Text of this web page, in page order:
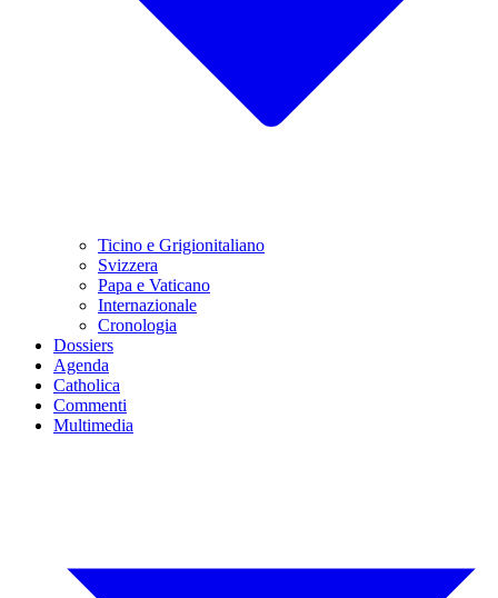
Ticino e Grigionitaliano
Svizzera
Papa e Vaticano
Internazionale
Cronologia
Dossiers
Agenda
Catholica
Commenti
Multimedia